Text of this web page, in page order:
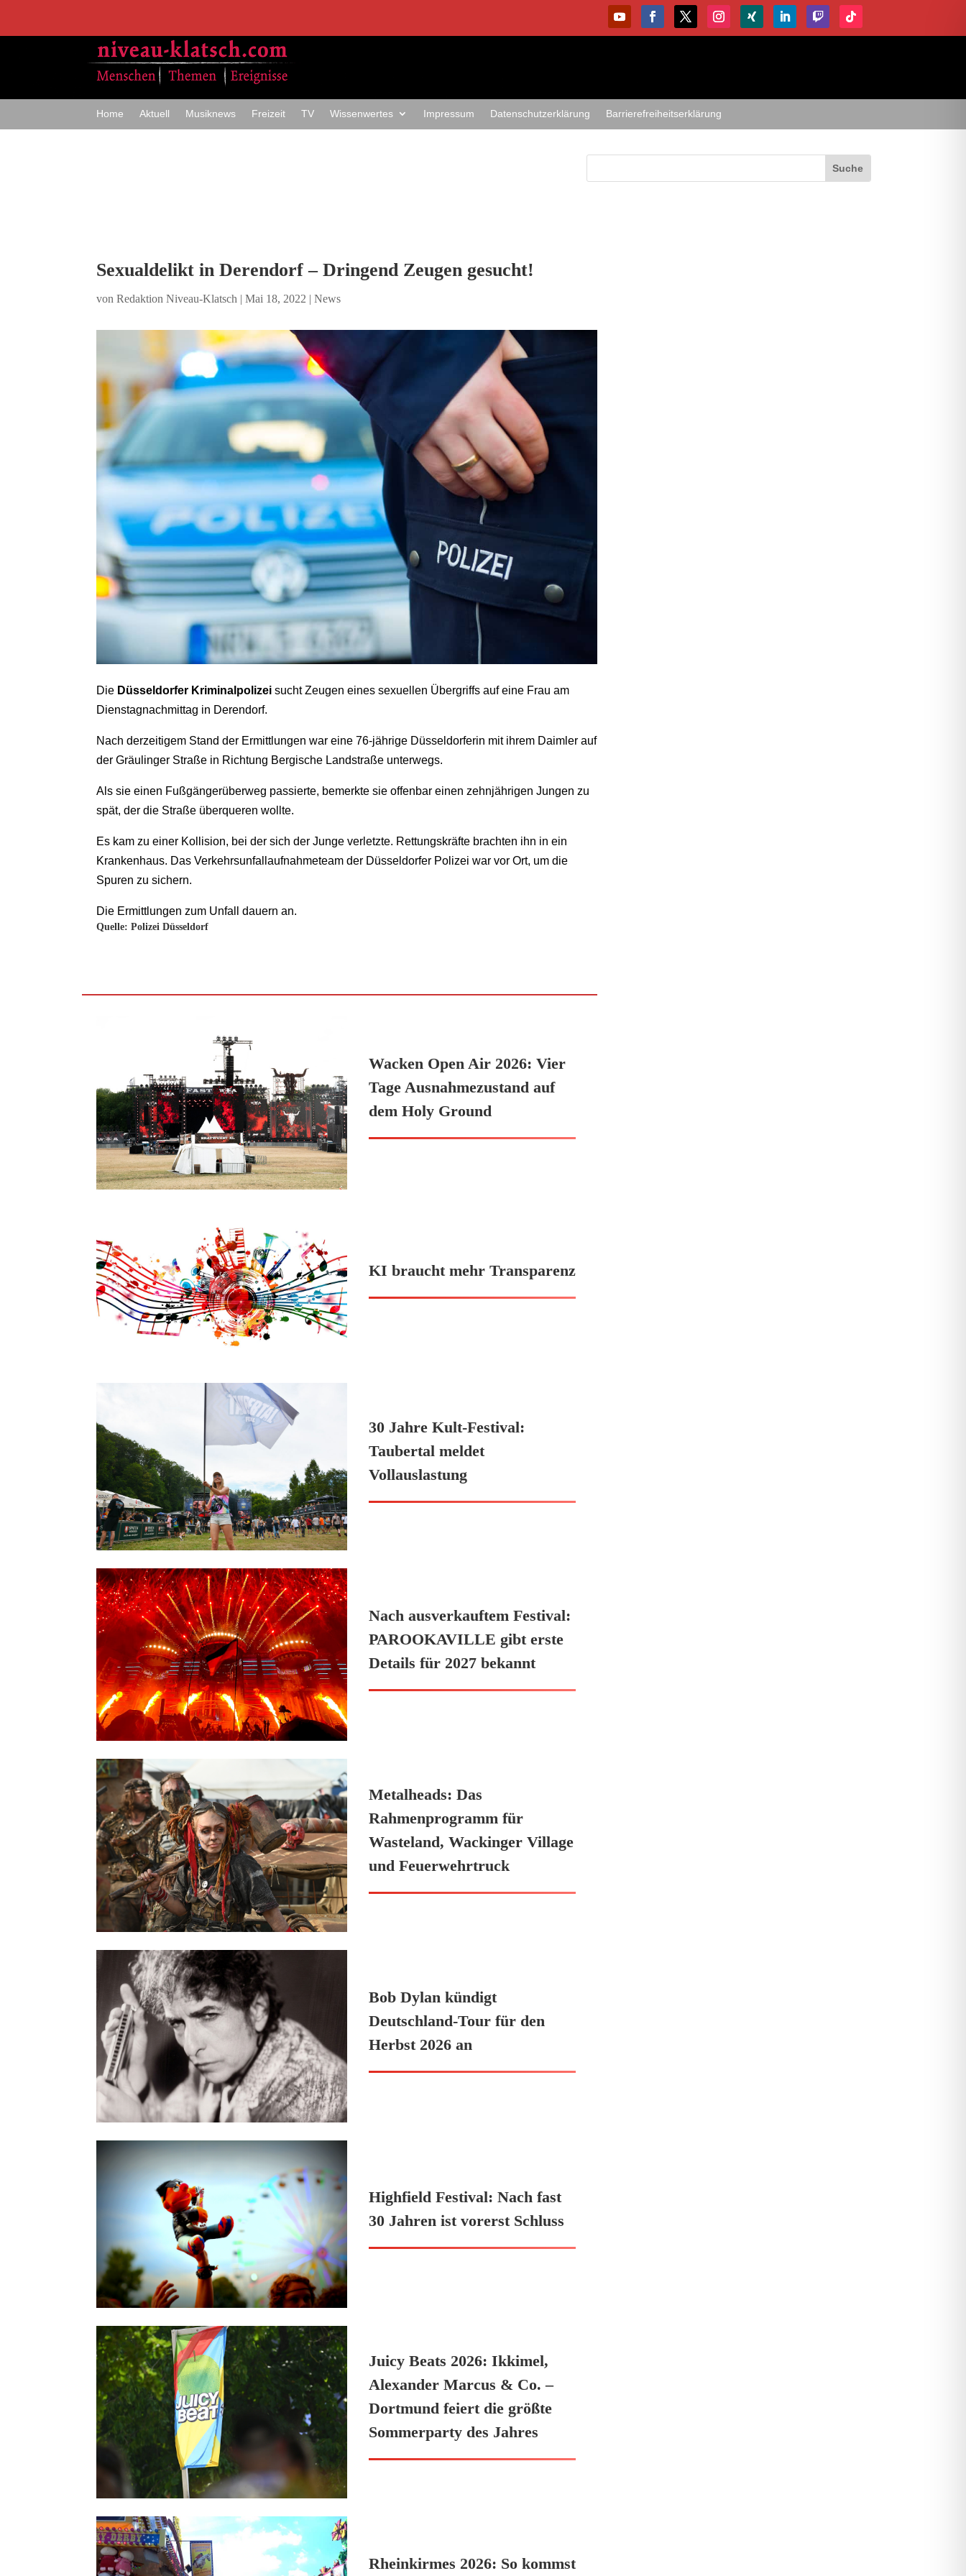
Home Aktuell Musiknews Freizeit TV Wissenwertes Impressum Datenschutzerklärung Barrierefreiheitserklärung
Sexualdelikt in Derendorf – Dringend Zeugen gesucht!
vonRedaktion Niveau-Klatsch |Mai 18, 2022 |News
Die Düsseldorfer Kriminalpolizei sucht Zeugen eines sexuellen Übergriffs auf eine Frau am
Dienstagnachmittag in Derendorf.
Nach derzeitigem Stand der Ermittlungen war eine 76-jährige Düsseldorferin mit ihrem Daimler auf
der Gräulinger Straße in Richtung Bergische Landstraße unterwegs.
Als sie einen Fußgängerüberweg passierte, bemerkte sie offenbar einen zehnjährigen Jungen zu
spät, der die Straße überqueren wollte.
Es kam zu einer Kollision, bei der sich der Junge verletzte. Rettungskräfte brachten ihn in ein
Krankenhaus. Das Verkehrsunfallaufnahmeteam der Düsseldorfer Polizei war vor Ort, um die
Spuren zu sichern.
Die Ermittlungen zum Unfall dauern an.
Quelle: Polizei Düsseldorf
Wacken Open Air 2026: Vier
Tage Ausnahmezustand auf
dem Holy Ground
KI braucht mehr Transparenz
30 Jahre Kult-Festival:
Taubertal meldet
Vollauslastung
Nach ausverkauftem Festival:
PAROOKAVILLE gibt erste
Details für 2027 bekannt
Metalheads: Das
Rahmenprogramm für
Wasteland, Wackinger Village
und Feuerwehrtruck
Bob Dylan kündigt
Deutschland-Tour für den
Herbst 2026 an
Highfield Festival: Nach fast
30 Jahren ist vorerst Schluss
Juicy Beats 2026: Ikkimel,
Alexander Marcus & Co. –
Dortmund feiert die größte
Sommerparty des Jahres
Rheinkirmes 2026: So kommst